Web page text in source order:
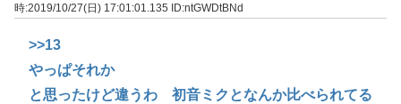
時:2019/10/27(日) 17:01:01.135
ID:ntGWDtBNd
>>13
やっぱそれか
と思ったけど違うわ 初音ミクとなんか比べられてる